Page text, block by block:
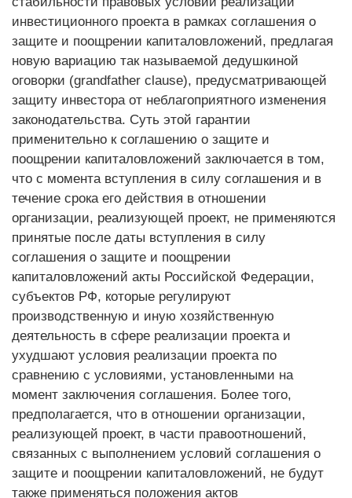
инвестиционного проекта в рамках соглашения о
защите и поощрении капиталовложений, предлагая
новую вариацию так называемой дедушкиной
оговорки (grandfather clause), предусматривающей
защиту инвестора от неблагоприятного изменения
законодательства. Суть этой гарантии
применительно к соглашению о защите и
поощрении капиталовложений заключается в том,
что с момента вступления в силу соглашения и в
течение срока его действия в отношении
организации, реализующей проект, не применяются
принятые после даты вступления в силу
соглашения о защите и поощрении
капиталовложений акты Российской Федерации,
субъектов РФ, которые регулируют
производственную и иную хозяйственную
деятельность в сфере реализации проекта и
ухудшают условия реализации проекта по
сравнению с условиями, установленными на
момент заключения соглашения. Более того,
предполагается, что в отношении организации,
реализующей проект, в части правоотношений,
связанных с выполнением условий соглашения о
защите и поощрении капиталовложений, не будут
также применяться положения актов